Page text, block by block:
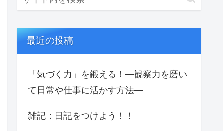
最近の投稿
「気づく力」を鍛える！—観察力を磨い
て日常や仕事に活かす方法—
雑記：日記をつけよう！！